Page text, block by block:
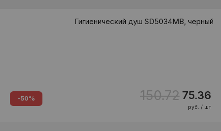
Гигиенический душ SD5034MB, черный
-50% 150.72 75.36
руб. / шт